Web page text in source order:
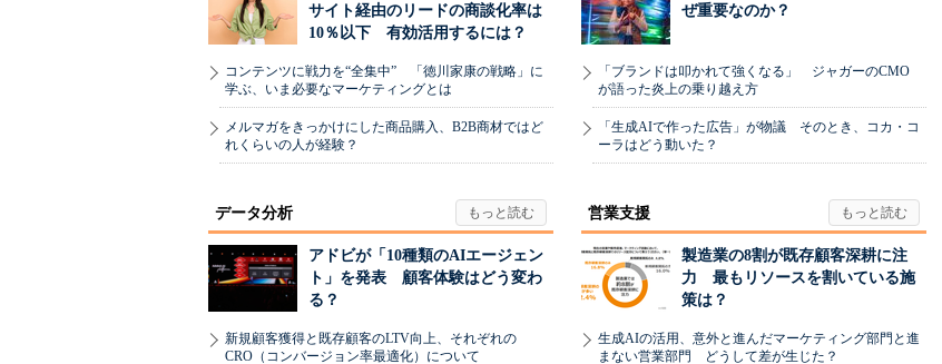
サイト経由のリードの商談化率は
10％以下 有効活用するには？
コンテンツに戦力を“全集中” 「徳川家康の戦略」に
学ぶ、いま必要なマーケティングとは
メルマガをきっかけにした商品購入、B2B商材ではど
れくらいの人が経験？
ぜ重要なのか？
「ブランドは叩かれて強くなる」 ジャガーのCMO
が語った炎上の乗り越え方
「生成AIで作った広告」が物議 そのとき、コカ・コ
ーラはどう動いた？
データ分析
アドビが「10種類のAIエージェン
ト」を発表 顧客体験はどう変わ
る？
新規顧客獲得と既存顧客のLTV向上、それぞれの
CRO（コンバージョン率最適化）について
営業支援
製造業の8割が既存顧客深耕に注
力 最もリソースを割いている施
策は？
生成AIの活用、意外と進んだマーケティング部門と進
まない営業部門 どうして差が生じた？